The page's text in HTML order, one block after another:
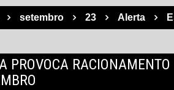
setembro 23 Alerta
PROVOCA